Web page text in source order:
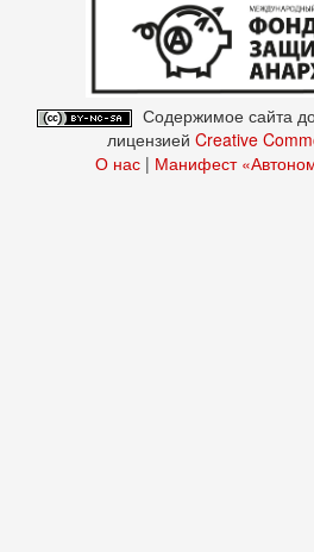
Содержимое сайта
лицензией Creative
О нас| Манифест